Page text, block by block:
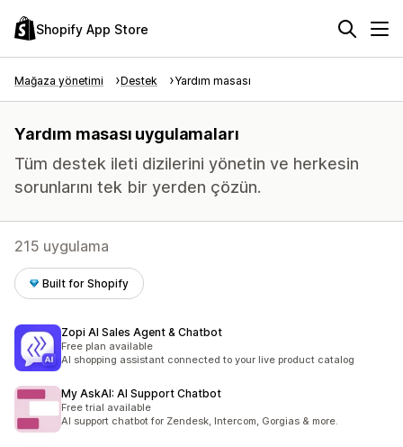
Shopify App Store
Mağaza yönetimi Destek Yardım masası
Yardım masası uygulamaları
Tüm destek ileti dizilerini yönetin ve herkesin
sorunlarını tek bir yerden çözün.
215 uygulama
Built for Shopify
Zopi AI Sales Agent & Chatbot
Free plan available
AI shopping assistant connected to your live product catalog
My AskAI: AI Support Chatbot
Free trial available
AI support chatbot for Zendesk, Intercom, Gorgias & more.